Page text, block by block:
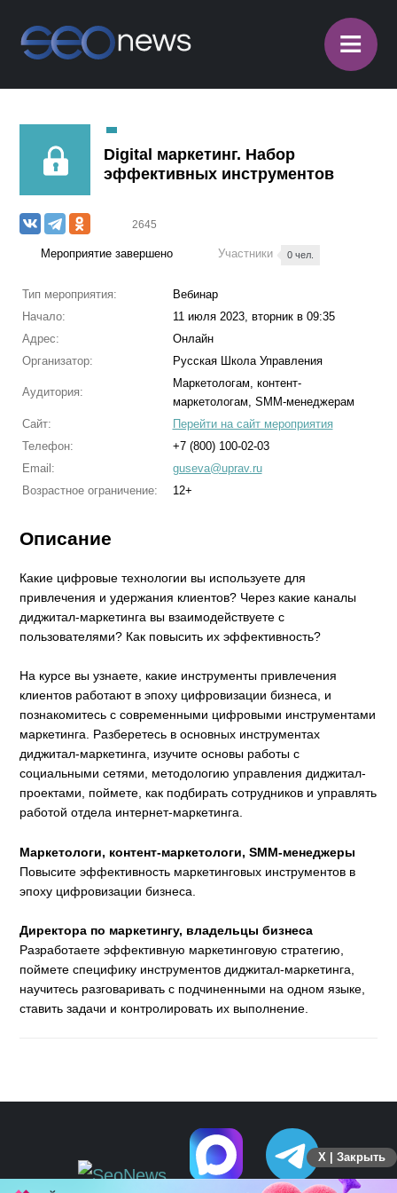
≡
Digital маркетинг. Набор
эффективных инструментов
2645
Мероприятие завершено Участники 0 чел.
Тип мероприятия:
Вебинар
Начало:
11 июля 2023, вторник в 09:35
Адрес:
Онлайн
Организатор:
Русская Школа Управления
Аудитория:
Маркетологам, контент-
маркетологам, SMM-менеджерам
Сайт:
Перейти на сайт мероприятия
Телефон:
+7 (800) 100-02-03
Email:
guseva@uprav.ru
Возрастное ограничение:
12+
Описание
Какие цифровые технологии вы используете для
привлечения и удержания клиентов? Через какие каналы
диджитал-маркетинга вы взаимодействуете с
пользователями? Как повысить их эффективность?
На курсе вы узнаете, какие инструменты привлечения
клиентов работают в эпоху цифровизации бизнеса, и
познакомитесь с современными цифровыми инструментами
маркетинга. Разберетесь в основных инструментах
диджитал-маркетинга, изучите основы работы с
социальными сетями, методологию управления диджитал-
проектами, поймете, как подбирать сотрудников и управлять
работой отдела интернет-маркетинга.
Маркетологи, контент-маркетологи, SMM-менеджеры
Повысите эффективность маркетинговых инструментов в
эпоху цифровизации бизнеса.
Директора по маркетингу, владельцы бизнеса
Разработаете эффективную маркетинговую стратегию,
поймете специфику инструментов диджитал-маркетинга,
научитесь разговаривать с подчиненными на одном языке,
ставить задачи и контролировать их выполнение.
X | Закрыть